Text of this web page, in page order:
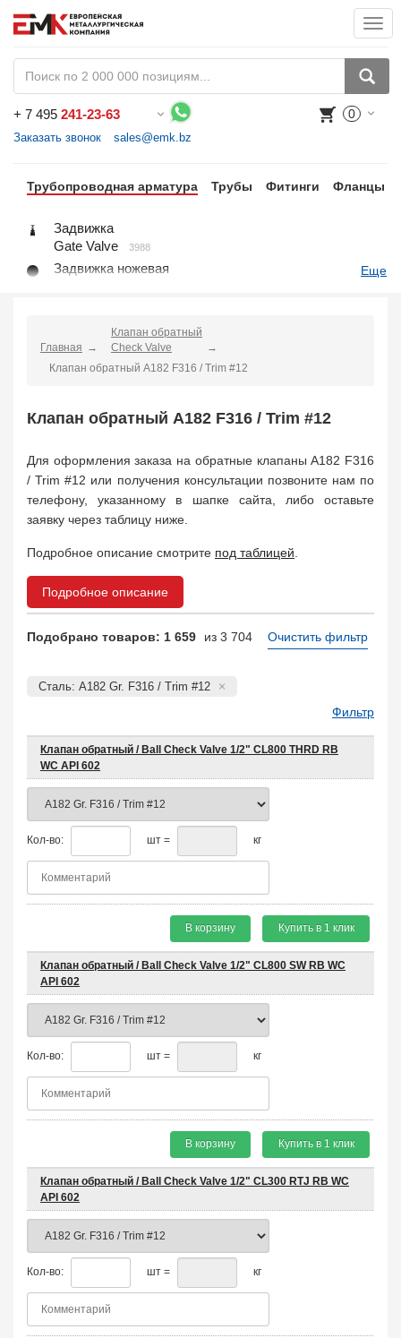
+ 7 495 241-23-63
Заказать звонок sales@emk.bz
0
Трубопроводная арматура Трубы Фитинги Фланцы
Задвижка
Gate Valve
3988
Задвижка ножевая
Globe Valve
2191
Клапан регулирующий
Control Valve
2
Клапан обратный
Кран шаровой
Ball Valve
3321
Кран пробковый
Plug Valve
Затвор дисковый
Фильтр сетчатый
Strainer
1138
Конденсатоотводчик
Steam Trap
Expansion Joint
7
Заказать в 1 клик
Еще
Главная
Клапан обратный
Check Valve
Клапан обратный A182 F316 / Trim #12
Клапан обратный A182 F316 / Trim #12
Для оформления заказа на обратные клапаны A182 F316
/ Trim #12 или получения консультации позвоните нам по
телефону, указанному в шапке сайта, либо оставьте
заявку через таблицу ниже.
Подробное описание смотрите под таблицей
Подробное описание
Подобрано товаров: 1 659 из 3 704 Очистить фильтр
Сталь: A182 Gr. F316 / Trim #12
Фильтр
Клапан обратный / Ball Check Valve 1/2" CL800 THRD RB
WC API 602
Кол-во: шт = кг
В корзину Купить в 1 клик
Клапан обратный / Ball Check Valve 1/2" CL800 SW RB WC
API 602
Кол-во: шт = кг
В корзину Купить в 1 клик
Клапан обратный / Ball Check Valve 1/2" CL300 RTJ RB WC
API 602
Кол-во: шт = кг